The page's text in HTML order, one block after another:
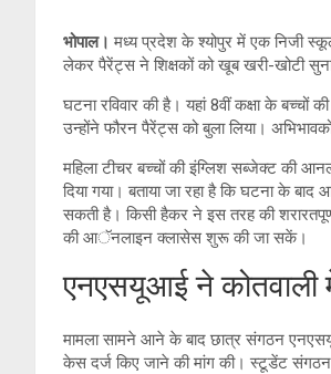
भोपाल। मध्य प्रदेश के श्योपुर में एक निजी
लेकर पैरेंट्स ने शिक्षकों को खूब खरी-खोटी
घटना रविवार की है। यहां 8वीं कक्षा के
उन्होंने फौरन पैरेंट्स को बुला लिया।
महिला टीचर बच्चों की इंग्लिश सब्जेक्ट की
दिया गया। बताया जा रहा है कि घटना के
सकती है। किसी हैकर ने इस तरह की
की आॅनलाइन क्लासेस शुरू की जा सकें।
एनएसयूआई ने कोतवाली
मामला सामने आने के बाद छात्र संगठन
केस दर्ज किए जाने की मांग की। स्टूडेंट संगठन